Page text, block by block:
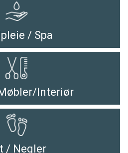
/ Spa
Interiør
/ Negler